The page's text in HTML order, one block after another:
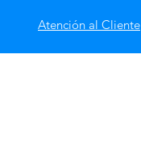
Atención al Cliente